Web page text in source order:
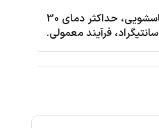
شستشو با ماشین لباسشویی، حداکثر دمای 30
فرآیند معمولی.